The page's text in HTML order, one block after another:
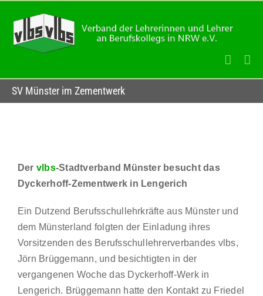
Inhalt
springen
SV Münster im Zementwerk
Der vlbs-Stadtverband Münster besucht das
Dyckerhoff-Zementwerk in Lengerich
Ein Dutzend Berufsschullehrkräfte aus Münster und
dem Münsterland folgten der Einladung ihres
Vorsitzenden des Berufsschullehrerverbandes vlbs,
Jörn Brüggemann, und besichtigten in der
vergangenen Woche das Dyckerhoff-Werk in
Lengerich. Brüggemann hatte den Kontakt zu Friedel